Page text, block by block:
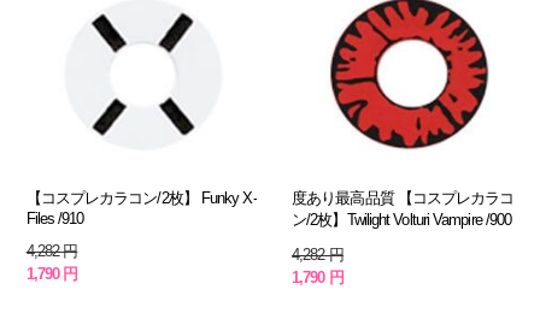
【コスプレカラコン/2枚】 Funky X-
Files /910
4,282 円
1,790 円
度あり最高品質 【コスプレカラコ
ン/2枚】Twilight Volturi Vampire /900
4,282 円
1,790 円